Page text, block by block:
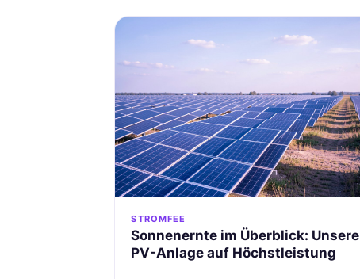
STROMFEE
Sonnenernte im Überblick: Unsere
PV-Anlage auf Höchstleistung